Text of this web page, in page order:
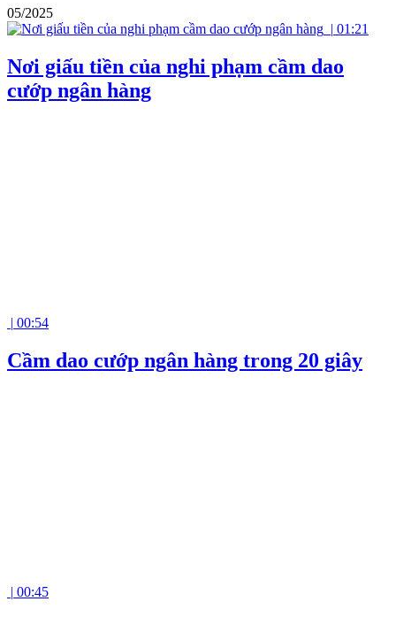
05/2025
| 01:21
Nơi giấu tiền của nghi phạm cầm dao
cướp ngân hàng
| 00:54
Cầm dao cướp ngân hàng trong 20 giây
| 00:45